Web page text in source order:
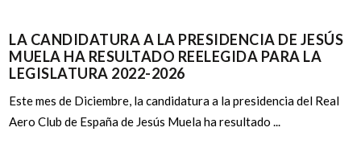
LA CANDIDATURA A LA PRESIDENCIA DE JESÚS
MUELA HA RESULTADO REELEGIDA PARA LA
LEGISLATURA 2022-2026
Este mes de Diciembre, la candidatura a la presidencia del Real
Aero Club de España de Jesús Muela ha resultado ...